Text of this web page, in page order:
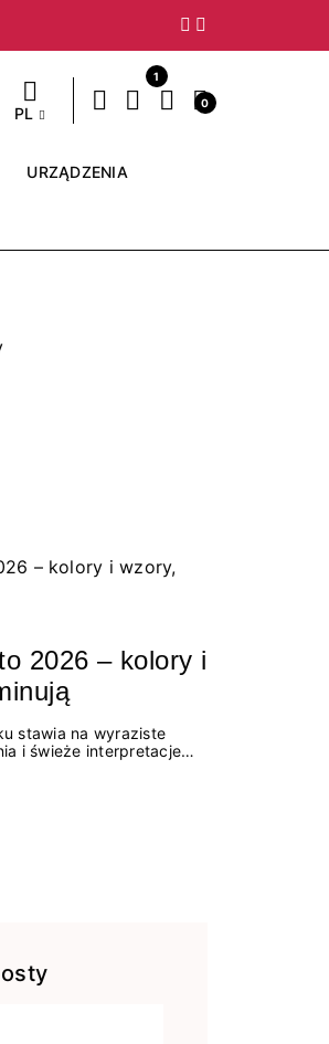
Następny
PL
1
0
URZĄDZENIA
2026 – kolory i
stawia na wyraziste
i świeże interpretacje
energetycznych